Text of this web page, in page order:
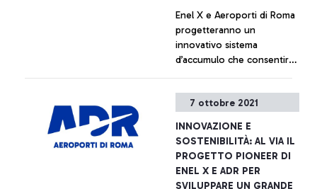
digital per una
comunicazione innovativa
sulla sostenibilità.
Enel X e Aeroporti di Roma
progetteranno un
innovativo sistema
d’accumulo che consentirà,
nuovo uso, di assorbire
prodotto dall’impianto
+ Approfondisci
7 ottobre 2021
INNOVAZIONE E
SOSTENIBILITÀ: AL VIA IL
PROGETTO PIONEER DI
ENEL X E ADR PER
SVILUPPARE UN GRANDE